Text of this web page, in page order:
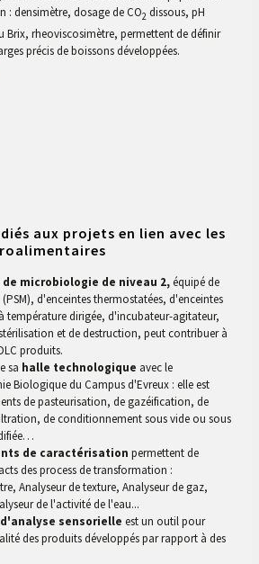
: densimètre, dosage de CO2 dissous, pH
Brix, rheoviscosimètre, permettent de définir
précis de boissons développées.
aux projets en lien avec les
microbiologie de niveau 2,équipé de
d'enceintes thermostatées, d'enceintes
température dirigée, d'incubateur-agitateur,
et de destruction, peut contribuer à
produits.
sa halle technologique avec le
Biologique du Campus d'Evreux : elle est
de pasteurisation, de gazéification, de
de conditionnement sous vide ou sous
de caractérisation permettent de
des process de transformation :
Analyseur de texture, Analyseur de gaz,
de l'activité de l'eau...
sensorielle est un outil pour
des produits développés par rapport à des